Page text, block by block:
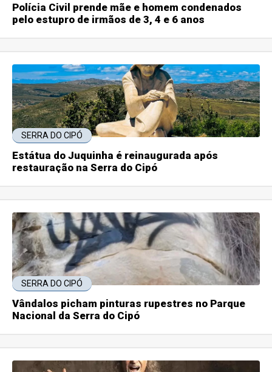
Polícia Civil prende mãe e homem condenados
pelo estupro de irmãos de 3, 4 e 6 anos
SERRA DO CIPÓ
Estátua do Juquinha é reinaugurada após
restauração na Serra do Cipó
SERRA DO CIPÓ
Vândalos picham pinturas rupestres no Parque
Nacional da Serra do Cipó